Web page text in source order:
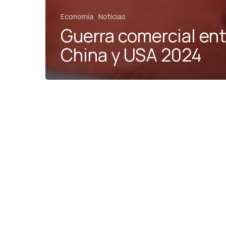
Economía Noticias
Guerra comercial
China y USA 2024